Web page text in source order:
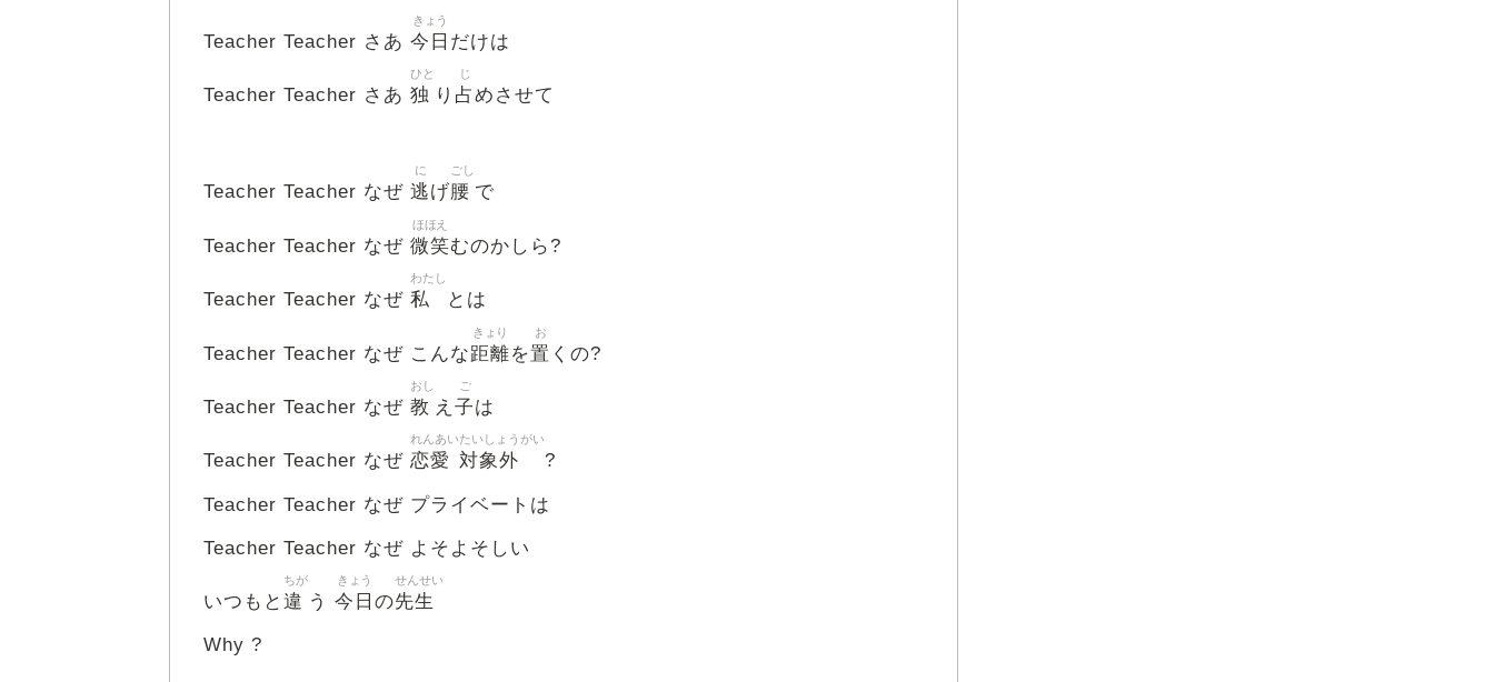
Teacher Teacher さあ 今日
きょう
だけは
Teacher Teacher さあ 独
ひと
り 占
じ
めさせて
Teacher Teacher なぜ 逃
に
げ腰
ごし
で
Teacher Teacher なぜ 微笑
ほほえ
むのかしら?
Teacher Teacher なぜ 私
わたし
とは
Teacher Teacher なぜ こんな距離
きょり
を置
お
くの?
Teacher Teacher なぜ 教
おし
え 子
ご
は
Teacher Teacher なぜ 恋愛
れんあい
対象外
たいしょうがい
?
Teacher Teacher なぜ プライベートは
Teacher Teacher なぜ よそよそしい
いつもと 違
ちが
う 今日
きょう
の先生
せんせい
Why ?